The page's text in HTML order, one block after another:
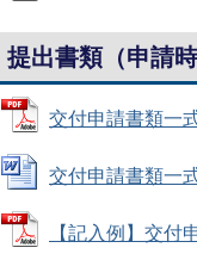
提出書類（申請時
交付申請書類一
交付申請書類一
【記入例】交付